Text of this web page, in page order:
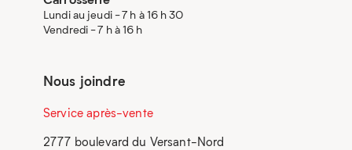
Lundi au jeudi - 7 h à 16 h 30
Vendredi - 7 h à 16 h
Nous joindre
Service après-vente
2777 boulevard du Versant-Nord